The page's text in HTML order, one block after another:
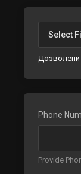
Select
Дозволени
Phone
Provide